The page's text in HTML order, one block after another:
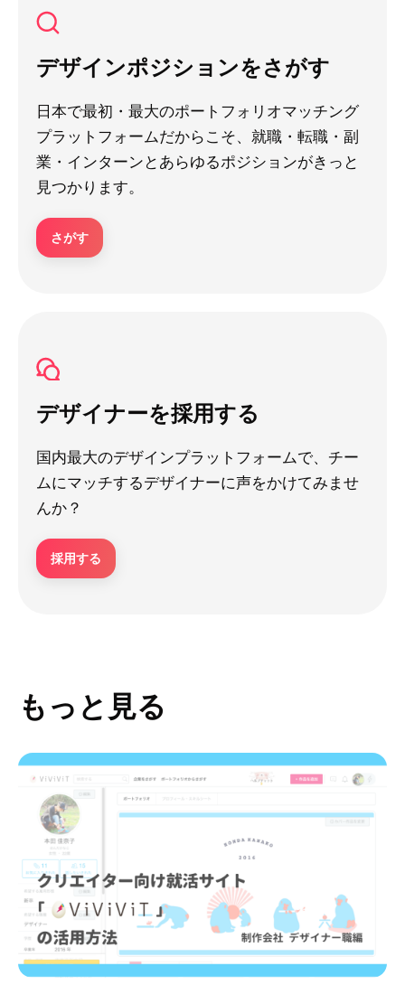
デザインポジションをさがす
日本で最初・最大のポートフォリオマッチング
プラットフォームだからこそ、就職・転職・副
業・インターンとあらゆるポジションがきっと
見つかります。
さがす
デザイナーを採用する
国内最大のデザインプラットフォームで、チー
ムにマッチするデザイナーに声をかけてみませ
んか？
採用する
もっと見る